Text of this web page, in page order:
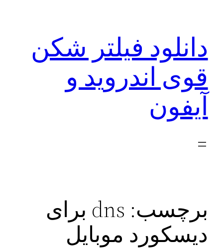
دانلود فیلتر شکن
قوی اندروید و
آیفون
برچسب:
dns برای
دیسکورد موبایل